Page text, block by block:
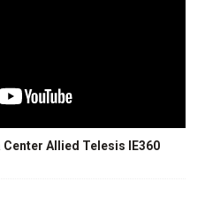
Allied Telesis IE360